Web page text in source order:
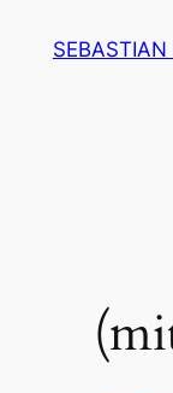
InhaltSEBASTIAN